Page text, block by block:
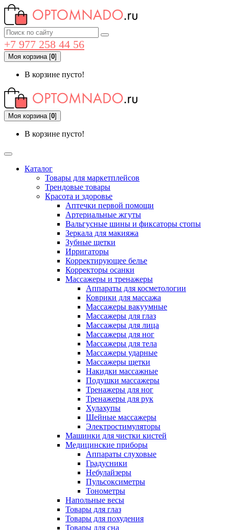
+7 977 258 44 56
Моя корзина[0]
В корзине пусто!
Моя корзина[0]
В корзине пусто!
Каталог
Товары для маркетплейсов
Трендовые товары
Красота и здоровье
Аптечки первой помощи
Артериальные жгуты
Вальгусные шины и фиксаторы стопы
Зеркала для макияжа
Зубные щетки
Ирригаторы
Корректирующее белье
Корректоры осанки
Массажеры и тренажеры
Аппараты для косметологии
Коврики для массажа
Массажеры вакуумные
Массажеры для глаз
Массажеры для лица
Массажеры для ног
Массажеры для тела
Массажеры ударные
Массажеры щетки
Накидки массажные
Подушки массажеры
Тренажеры для ног
Тренажеры для рук
Хулахупы
Шейные массажеры
Электростимуляторы
Машинки для чистки кистей
Медицинские приборы
Аппараты слуховые
Градусники
Небулайзеры
Пульсоксиметры
Тонометры
Напольные весы
Товары для глаз
Товары для похудения
Товары для сна